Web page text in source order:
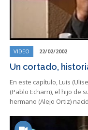
VIDEO 22/02/2002
Un cortado,
En este capítulo, Luis
(Pablo Echarri), el hijo de
hermano (Alejo Ortiz)